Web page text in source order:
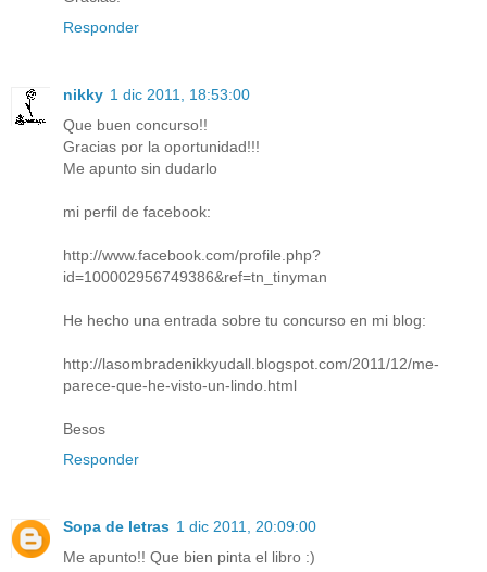
Responder
nikky 1 dic 2011, 18:53:00
Que buen concurso!!
Gracias por la oportunidad!!!
Me apunto sin dudarlo
mi perfil de facebook:
http://www.facebook.com/profile.php?
id=100002956749386&ref=tn_tinyman
He hecho una entrada sobre tu concurso en mi blog:
http://lasombradenikkyudall.blogspot.com/2011/12/me-
parece-que-he-visto-un-lindo.html
Besos
Responder
Sopa de letras 1 dic 2011, 20:09:00
Me apunto!! Que bien pinta el libro :)